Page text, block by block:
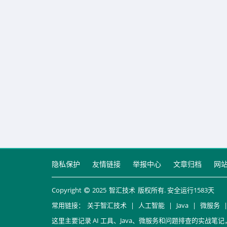
隐私保护 友情链接 举报中心 文章归档 网
Copyright 2025 智汇技术 版权所有. 安全运行1583天
常用链接：
关于智汇技术 | 人工智能 | Java | 微服务
这里主要记录 AI 工具、Java、微服务和问题排查的实战笔